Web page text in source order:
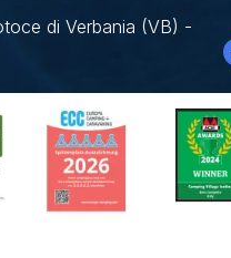
di Verbania (VB) -